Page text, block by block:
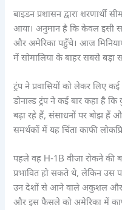
बाइडन प्रशासन द्वारा शरणार्थी
आया। अनुमान है कि केवल इसी
और अमेरिका पहुँचे। आज
में सोमालिया के बाहर सबसे बड़ा
ट्रंप ने प्रवासियों को लेकर लिए
डोनाल्ड ट्रंप ने कई बार कहा है
बढ़ा रहे हैं, संसाधनों पर बोझ हैं
समर्थकों में यह चिंता काफी
पहले वह H-1B वीजा रोकने की
प्रभावित हो सकते थे, लेकिन उस
उन देशों से आने वाले अकुशल और
और इस फैसले को अमेरिका में